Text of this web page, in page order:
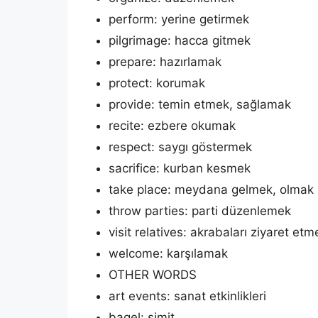
perform: yerine getirmek
pilgrimage: hacca gitmek
prepare: hazırlamak
protect: korumak
provide: temin etmek, sağlamak
recite: ezbere okumak
respect: saygı göstermek
sacrifice: kurban kesmek
take place: meydana gelmek, olmak
throw parties: parti düzenlemek
visit relatives: akrabaları ziyaret
welcome: karşılamak
OTHER WORDS
art events: sanat etkinlikleri